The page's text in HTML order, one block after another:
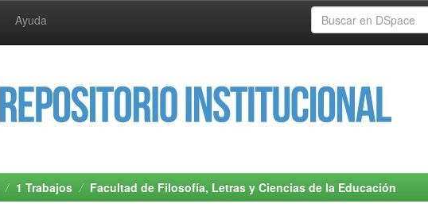
Ayuda
1 Trabajos Facultad de Filosofía, Letras y Ciencias de la Educación